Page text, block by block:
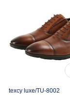
texcy luxe/TU-8002